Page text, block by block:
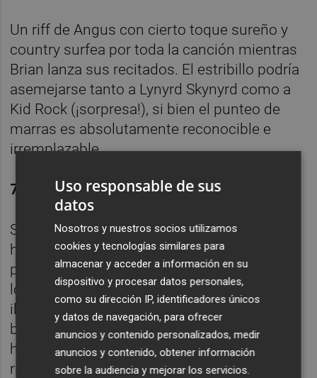
Un riff de Angus con cierto toque sureño y
country surfea por toda la canción mientras
Brian lanza sus recitados. El estribillo podría
asemejarse tanto a Lynyrd Skynyrd como a
Kid Rock (¡sorpresa!), si bien el punteo de
marras es absolutamente reconocible e
irremplazable.
7. HARD TIMES
Si hay una cosa que desde siempre saben
hacer AC/DC a las mil maravillas es facturar
precisos ladrillos de blues pesado. Y si todo
lo demás no cambia en absoluto, ¿por qué
iba a hacerlo esto? A estas alturas, el
baterista Phil Rudd podría perfectamente
haberse dormido, pero seguiría marcando el
ritmo con fiabilidad total, como de hecho
Uso responsable de sus
datos
Nosotros y nuestros socios utilizamos
cookies y tecnologías similares para
almacenar y acceder a información en su
dispositivo y procesar datos personales,
como su dirección IP, identificadores únicos
y datos de navegación, para ofrecer
anuncios y contenido personalizados, medir
anuncios y contenido, obtener información
sobre la audiencia y mejorar los servicios.